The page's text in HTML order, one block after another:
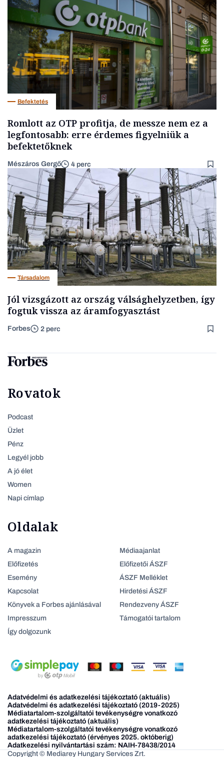
Befektetés
Romlott az OTP profitja, de messze nem ez a
legfontosabb: erre érdemes figyelniük a
befektetőknek
Mészáros Gergő 4 perc
Társadalom
Jól vizsgázott az ország válsághelyzetben, így
fogtuk vissza az áramfogyasztást
Forbes 2 perc
Rovatok
Podcast
Üzlet
Pénz
Legyél jobb
A jó élet
Women
Napi címlap
Oldalak
A magazin
Előfizetés
Esemény
Kapcsolat
Könyvek a Forbes ajánlásával
Impresszum
Így dolgozunk
Médiaajanlat
Előfizetői ÁSZF
ÁSZF Melléklet
Hirdetési ÁSZF
Rendezveny ÁSZF
Támogatói tartalom
Adatvédelmi és adatkezelési tájékoztató (aktuális)
Adatvédelmi és adatkezelési tájékoztató (2019-2025)
Médiatartalom-szolgáltatói tevékenységre vonatkozó
adatkezelési tájékoztató (aktuális)
Médiatartalom-szolgáltatói tevékenységre vonatkozó
adatkezelési tájékoztató (érvényes 2025. októberig)
Adatkezelési nyilvántartási szám: NAIH-78438/2014
Copyright © Mediarey Hungary Services Zrt.